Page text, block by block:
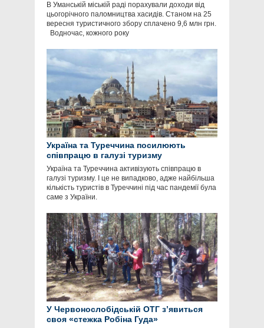
В Уманській міській раді порахували доходи від
цьогорічного паломництва хасидів. Станом на 25
вересня туристичного збору сплачено 9,6 млн грн.
Водночас, кожного року
Україна та Туреччина посилюють
співпрацю в галузі туризму
Україна та Туреччина активізують співпрацю в
галузі туризму. І це не випадково, адже найбільша
кількість туристів в Туреччині під час пандемії була
саме з України.
У Червонослобідській ОТГ з’явиться
своя «стежка Робіна Гуда»